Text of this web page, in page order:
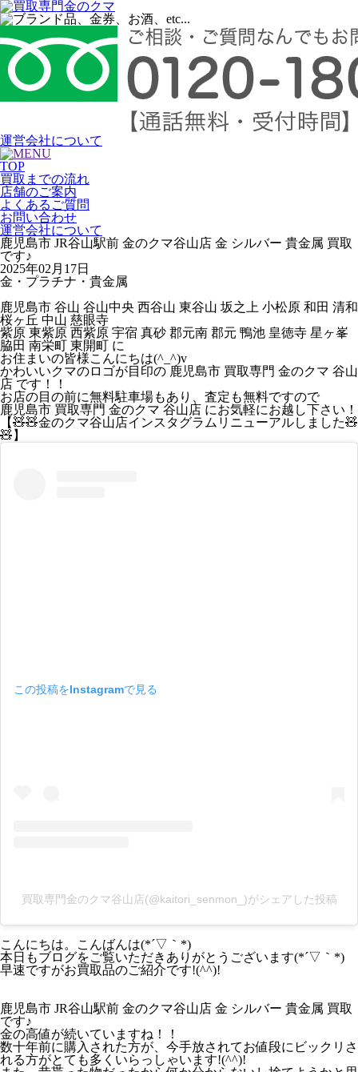
運営会社について
TOP
買取までの流れ
店舗のご案内
よくあるご質問
お問い合わせ
運営会社について
鹿児島市 JR谷山駅前 金のクマ谷山店 金 シルバー 貴金属 買取
です♪
2025年02月17日
金・プラチナ・貴金属
鹿児島市 谷山 谷山中央 西谷山 東谷山 坂之上 小松原 和田 清和
桜ヶ丘 中山 慈眼寺
紫原 東紫原 西紫原 宇宿 真砂 郡元南 郡元 鴨池 皇徳寺 星ヶ峯
脇田 南栄町 東開町 に
お住まいの皆様こんにちは(^_^)v
かわいいクマのロゴが目印の 鹿児島市 買取専門 金のクマ 谷山
店 です！！
お店の目の前に無料駐車場もあり、査定も無料ですので
鹿児島市 買取専門 金のクマ 谷山店 にお気軽にお越し下さい！
【🧸🧸金のクマ谷山店インスタグラム リニューアルしました🧸
🧸】
この投稿をInstagramで見る
買取専門金のクマ谷山店(@kaitori_senmon_)がシェアした投稿
こんにちは。こんばんは(*´▽｀*)
本日もブログをご覧いただきありがとうございます(*´▽｀*)
早速ですがお買取品のご紹介です!(^^)!
鹿児島市 JR谷山駅前 金のクマ谷山店 金 シルバー 貴金属 買取
です♪
金の高値が続いていますね！！
数十年前に購入された方が、今手放されてお値段にビックリさ
れる方がとても多くいらっしゃいます!(^^)!